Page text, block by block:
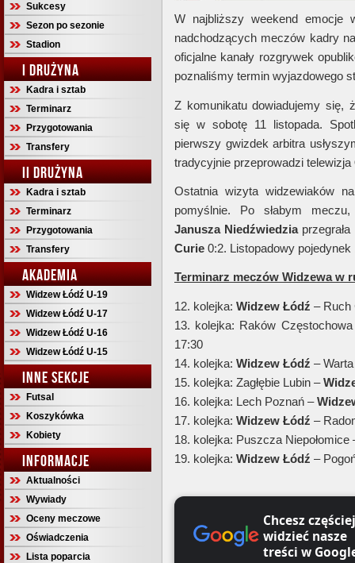
Sukcesy
Sezon po sezonie
Stadion
I DRUŻYNA
Kadra i sztab
Terminarz
Przygotowania
Transfery
II DRUŻYNA
Kadra i sztab
Terminarz
Przygotowania
Transfery
AKADEMIA
Widzew Łódź U-19
Widzew Łódź U-17
Widzew Łódź U-16
Widzew Łódź U-15
INNE SEKCJE
Futsal
Koszykówka
Kobiety
INFORMACJE
Aktualności
Wywiady
Oceny meczowe
Oświadczenia
Lista poparcia
W najbliższy weekend emocje
nadchodzących meczów kadry
oficjalne kanały rozgrywek
poznaliśmy termin wyjazdowego
Z komunikatu dowiadujemy się,
się w sobotę 11 listopada.
pierwszy gwizdek arbitra
tradycyjnie przeprowadzi telewizja
Ostatnia wizyta widzewiaków
pomyślnie. Po słabym
Janusza Niedźwiedzia
Curie 0:2. Listopadowy
Terminarz meczów Widzewa w
12. kolejka: Widzew Łódź – Ruch
13. kolejka: Raków
17:30
14. kolejka: Widzew Łódź –
15. kolejka: Zagłębie Lubin –
16. kolejka: Lech Poznań –
17. kolejka: Widzew Łódź –
18. kolejka: Puszcza Niepołomice
19. kolejka: Widzew Łódź –
Chcesz częściej
widzieć nasze
treści w